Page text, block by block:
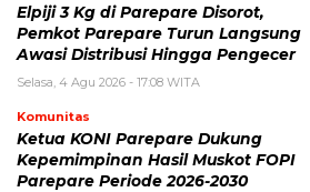
Elpiji 3 Kg di Parepare Disorot,
Pemkot Parepare Turun Langsung
Awasi Distribusi Hingga Pengecer
Selasa, 4 Agu 2026 - 17:08 WITA
Komunitas
Ketua KONI Parepare Dukung
Kepemimpinan Hasil Muskot FOPI
Parepare Periode 2026-2030